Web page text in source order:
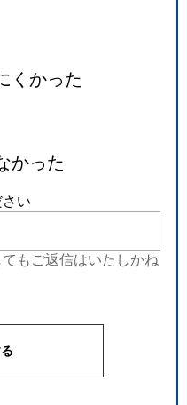
くかった
かった
い
もご返信はいたしかね